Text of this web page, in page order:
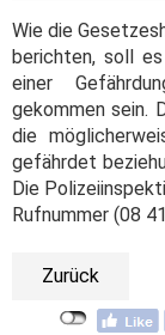
Wie die
berichten, soll
einer
gekommen sein.
die
gefährdet
Die
Rufnummer (08
Zurück